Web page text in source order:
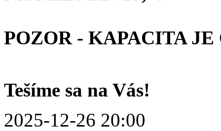
POZOR - KAPACITA
Tešíme sa na Vás!
2025-12-26 20:00